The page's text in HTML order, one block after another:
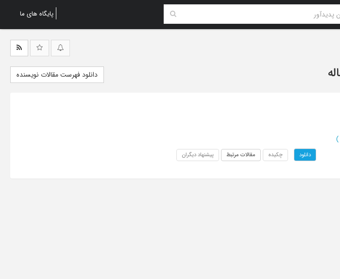
پایگاه های ما
دانلود فهرست مقالات نویسنده
)
دانلود چکیده مقالات مرتبط پیشنهاد دیگران